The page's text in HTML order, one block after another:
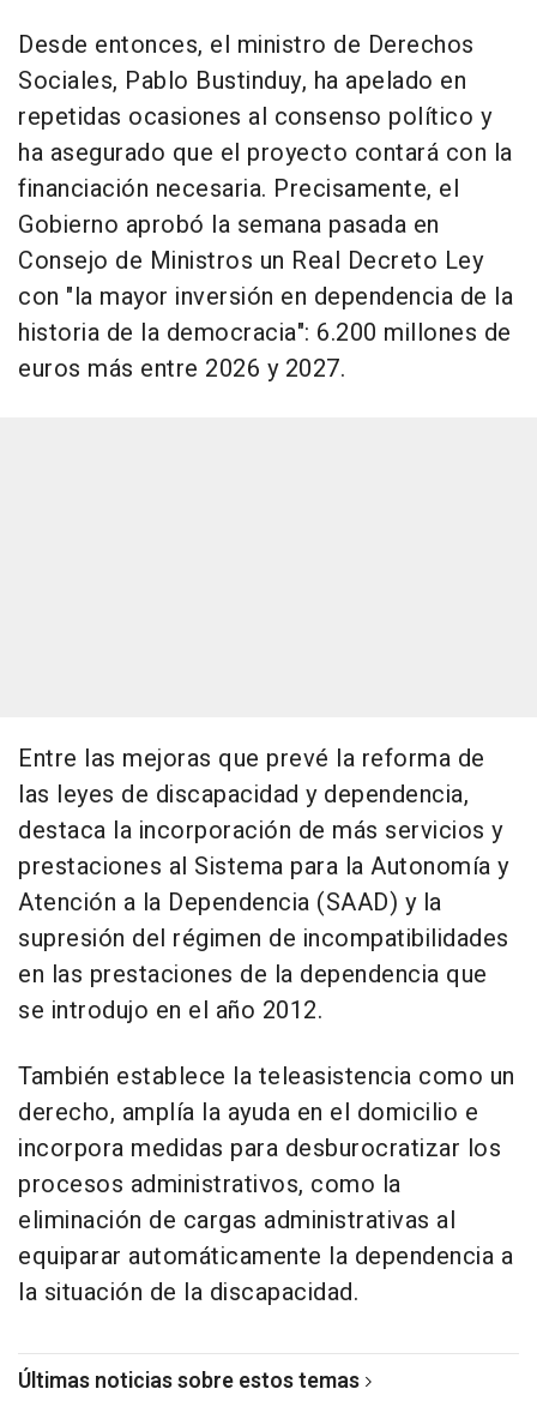
Desde entonces, el ministro de Derechos
Sociales, Pablo Bustinduy, ha apelado en
repetidas ocasiones al consenso político y
ha asegurado que el proyecto contará con la
financiación necesaria. Precisamente, el
Gobierno aprobó la semana pasada en
Consejo de Ministros un Real Decreto Ley
con "la mayor inversión en dependencia de la
historia de la democracia": 6.200 millones de
euros más entre 2026 y 2027.
Entre las mejoras que prevé la reforma de
las leyes de discapacidad y dependencia,
destaca la incorporación de más servicios y
prestaciones al Sistema para la Autonomía y
Atención a la Dependencia (SAAD) y la
supresión del régimen de incompatibilidades
en las prestaciones de la dependencia que
se introdujo en el año 2012.
También establece la teleasistencia como un
derecho, amplía la ayuda en el domicilio e
incorpora medidas para desburocratizar los
procesos administrativos, como la
eliminación de cargas administrativas al
equiparar automáticamente la dependencia a
la situación de la discapacidad.
Últimas noticias sobre estos temas